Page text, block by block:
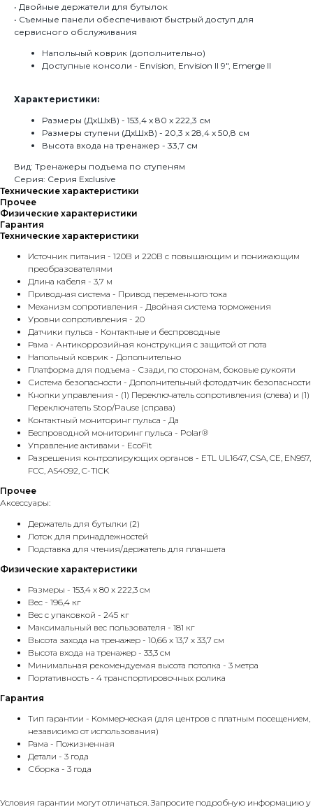
• Двойные держатели для бутылок
• Съемные панели обеспечивают быстрый доступ для
сервисного обслуживания
Напольный коврик (дополнительно)
Доступные консоли - Envision, Envision II 9", Emerge II
Характеристики:
Размеры (ДхШхВ) - 153,4 x 80 x 222,3 см
Размеры ступени (ДхШхВ) - 20,3 x 28,4 x 50,8 см
Высота входа на тренажер - 33,7 см
Вид: Тренажеры подъема по ступеням
Серия: Серия Exclusive
Технические характеристики
Прочее
Физические характеристики
Гарантия
Технические характеристики
Источник питания - 120В и 220В с повышающим и понижающим
преобразователями
Длина кабеля - 3,7 м
Приводная система - Привод переменного тока
Механизм сопротивления - Двойная система торможения
Уровни сопротивления - 20
Датчики пульса - Контактные и беспроводные
Рама - Антикоррозийная конструкция с защитой от пота
Напольный коврик - Дополнительно
Платформа для подъема - Сзади, по сторонам, боковые рукояти
Система безопасности - Дополнительный фотодатчик безопасности
Кнопки управления - (1) Переключатель сопротивления (слева) и (1)
Переключатель Stop/Pause (справа)
Контактный мониторинг пульса - Да
Беспроводной мониторинг пульса - Polar®
Управление активами - EcoFit
Разрешения контролирующих органов - ETL UL1647, CSA, CE, EN957,
FCC, AS4092, C-TICK
Прочее
Аксессуары:
Держатель для бутылки (2)
Лоток для принадлежностей
Подставка для чтения/держатель для планшета
Физические характеристики
Размеры - 153,4 x 80 x 222,3 см
Вес - 196,4 кг
Вес с упаковкой - 245 кг
Максимальный вес пользователя - 181 кг
Высота захода на тренажер - 10,66 x 13,7 x 33,7 см
Высота входа на тренажер - 33,3 см
Минимальная рекомендуемая высота потолка - 3 метра
Портативность - 4 транспортировочных ролика
Гарантия
Тип гарантии - Коммерческая (для центров с платным посещением,
независимо от использования)
Рама - Пожизненная
Детали - 3 года
Сборка - 3 года
Условия гарантии могут отличаться. Запросите подробную информацию у